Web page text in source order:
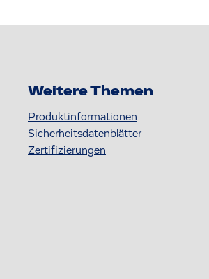
Weitere Themen
Produktinformationen
S icherheitsdatenblätter
Zertifizierungen